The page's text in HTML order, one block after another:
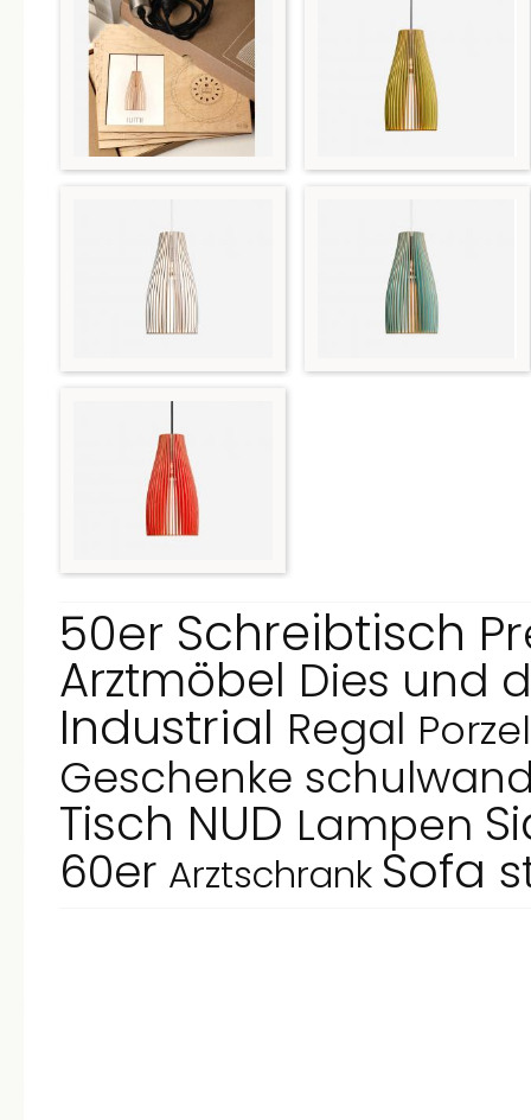
50er Schreibtisch
Arztmöbel Dies und
Industrial Regal
Geschenke
Tisch NUD Lampen
60er Arztschrank Sofa